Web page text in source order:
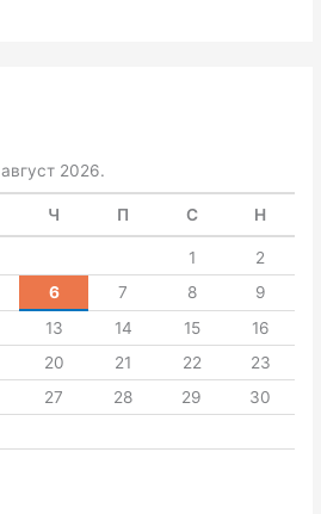
август 2026.
Ч П С Н
1
2
6 7 8
9
13 14 15
16
20 21 22
23
27 28 29
30